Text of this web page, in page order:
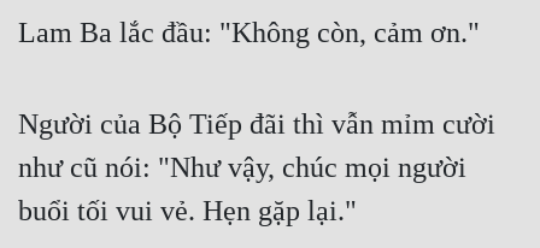
Lam Ba lắc đầu: "Không còn, cảm ơn."
Người của Bộ Tiếp đãi thì vẫn mỉm cười
như cũ nói: "Như vậy, chúc mọi người
buổi tối vui vẻ. Hẹn gặp lại."